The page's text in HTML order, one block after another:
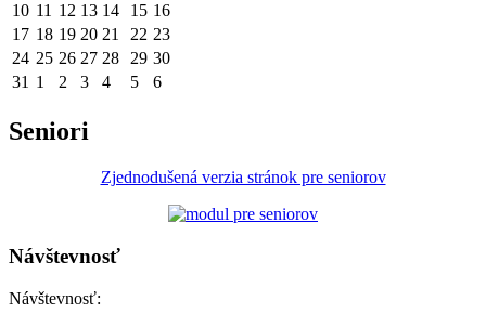
10 11 12 13 14 15 16
17 18 19 20 21 22 23
24 25 26 27 28 29 30
31 1 2 3 4 5 6
Seniori
Zjednodušená verzia stránok pre seniorov
Návštevnosť
Návštevnosť: